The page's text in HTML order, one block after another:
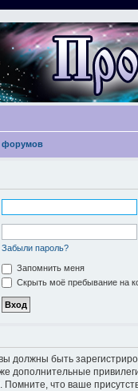
форумов
Забыли пароль?
Запомнить меня
Скрыть моё пребывание на
должны быть
дополнительные
что ваше